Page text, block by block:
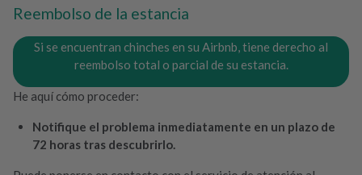
Reembolso de la estancia
Si se encuentran chinches en su Airbnb, tiene derecho al
reembolso total o parcial de su estancia.
He aquí cómo proceder:
Notifique el problema inmediatamente en un plazo de
72 horas tras descubrirlo.